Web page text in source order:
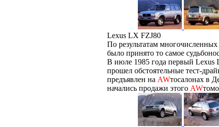
Lexus LX FZJ80
По результатам
было принято то самое
В июле 1985 года первый Lexus
прошел обстоятельные тест-
предъявлен на AWтосалонах в
начались продажи этого AW